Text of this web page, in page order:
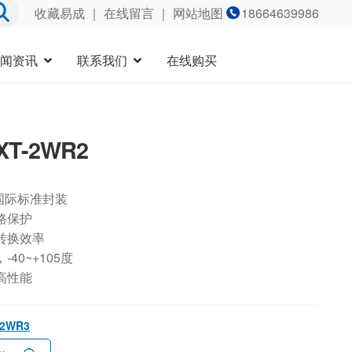
收藏易成｜ 在线留言｜ 网站地图 18664639986
资讯 联系我们 在线购买
2WR2
标准封装
保护
换效率
-40~+105度
性能